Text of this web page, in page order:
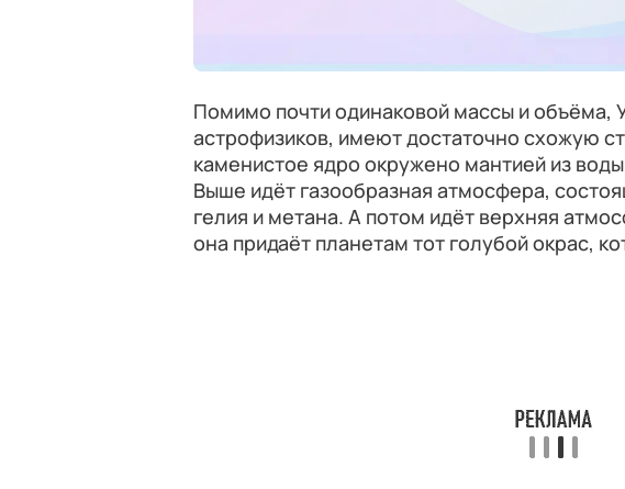
Помимо почти одинаковой массы и объёма,
астрофизиков, имеют достаточно схожую
каменистое ядро окружено мантией из
Выше идёт газообразная атмосфера,
гелия и метана. А потом идёт верхняя
она придаёт планетам тот голубой окрас,